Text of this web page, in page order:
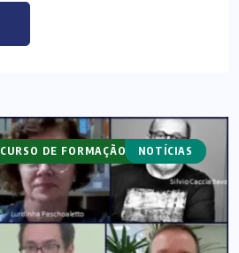
CURSO DE FORMAÇÃO PASTORAL
CURSOS
NOTÍCIAS